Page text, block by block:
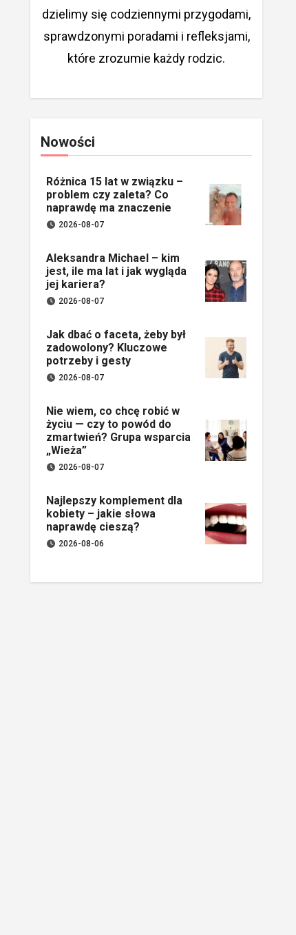
dzielimy się codziennymi przygodami,
sprawdzonymi poradami i refleksjami,
które zrozumie każdy rodzic.
Nowości
Różnica 15 lat w związku –
problem czy zaleta? Co
naprawdę ma znaczenie
2026-08-07
Aleksandra Michael – kim
jest, ile ma lat i jak wygląda
jej kariera?
2026-08-07
Jak dbać o faceta, żeby był
zadowolony? Kluczowe
potrzeby i gesty
2026-08-07
Nie wiem, co chcę robić w
życiu — czy to powód do
zmartwień? Grupa wsparcia
„Wieża”
2026-08-07
Najlepszy komplement dla
kobiety – jakie słowa
naprawdę cieszą?
2026-08-06